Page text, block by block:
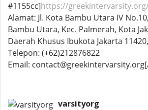
#1155cc]https://
Alamat: Jl. Kota Bambu Utara IV
Bambu Utara, Kec. Palmerah, Kota
Daerah Khusus Ibukota Jakarta
Telepon: (+62)212876822
Email:
varsityorg